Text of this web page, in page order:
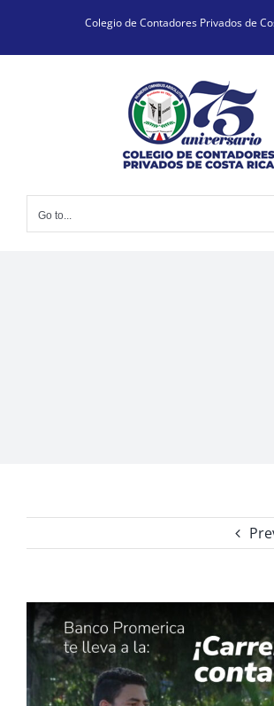
content
Colegio de Contadores Privados de
Go to...
View
Larger
Image